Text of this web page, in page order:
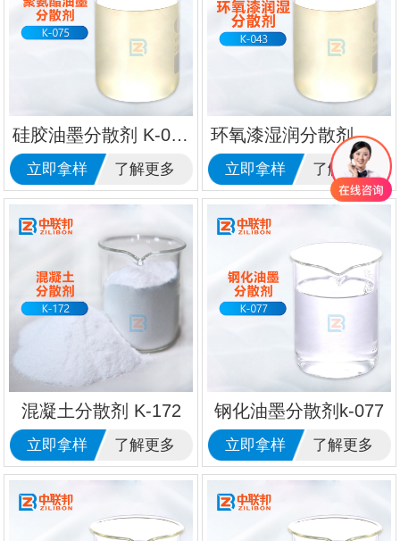
硅胶油墨分散剂 K-072
立即拿样 了解更多
环氧漆湿润分散剂 K-43
立即拿样 了解更多
混凝土分散剂 K-172
立即拿样 了解更多
钢化油墨分散剂k-077
立即拿样 了解更多